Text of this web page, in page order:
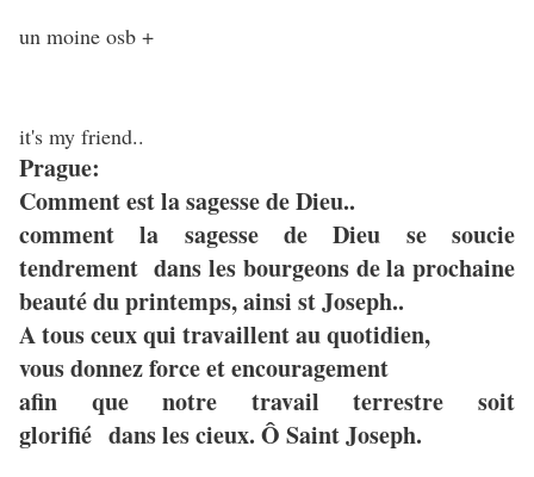
un moine osb +
it's my friend..
Prague:
Comment est la sagesse de Dieu..
comment la sagesse de Dieu se soucie
tendrement dans les bourgeons de la prochaine
beauté du printemps, ainsi st Joseph..
A tous ceux qui travaillent au quotidien,
vous donnez force et encouragement
afin que notre travail terrestre soit
glorifié dans les cieux. Ô Saint Joseph.